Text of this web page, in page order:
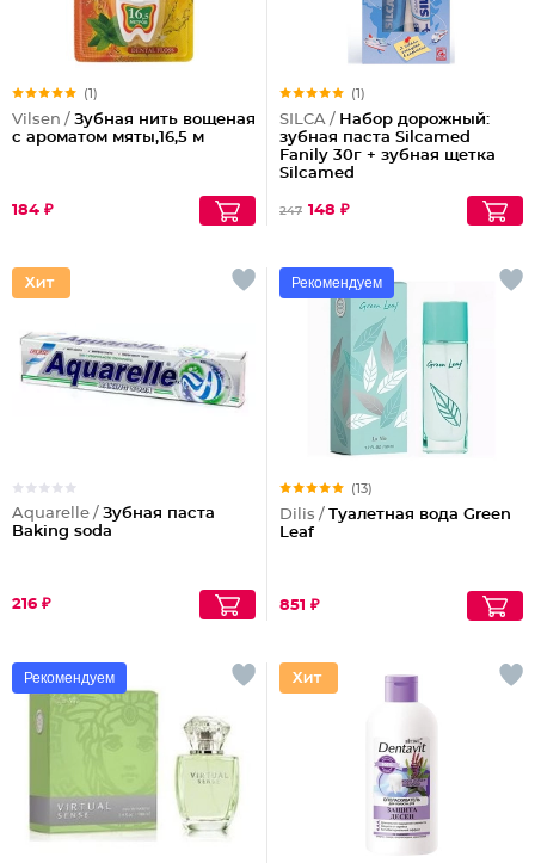
(1)
Vilsen / Зубная нить вощеная
с ароматом мяты,16,5 м
184 ₽
(1)
SILCA / Набор дорожный:
зубная паста Silcamed
Fanily 30г + зубная щетка
Silcamed
247 148 ₽
Aquarelle / Зубная паста
Baking soda
216 ₽
Рекомендуем
(13)
Dilis / Туалетная вода Green
Leaf
851 ₽
Рекомендуем